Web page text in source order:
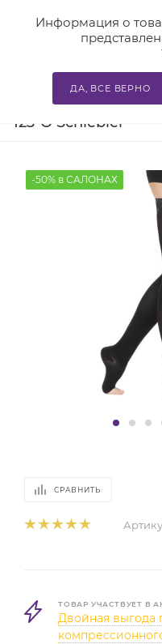
Информация о
ДА, ВСЕ ВЕРНО
Главная — Каталог —
Антиварикозные
123-O Schiebler
-50% в САЛОНАХ
СРАВНИТЬ
ТОВАР УЧАСТВУЕТ В
Двойная выгода